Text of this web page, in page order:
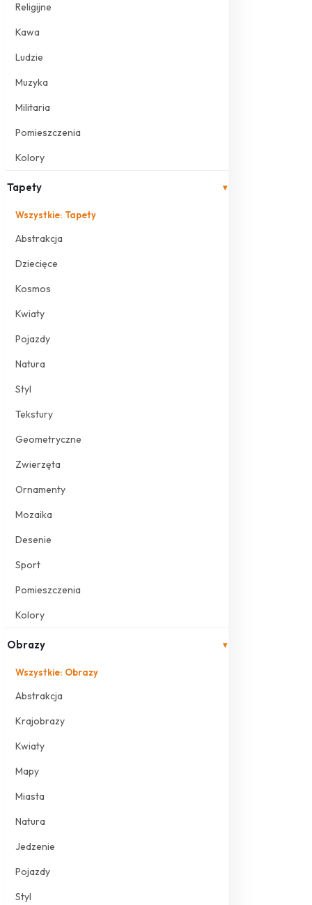
Religijne
Kawa
Ludzie
Muzyka
Militaria
Pomieszczenia
Kolory
Tapety ▾
Wszystkie: Tapety
Abstrakcja
Dziecięce
Kosmos
Kwiaty
Pojazdy
Natura
Styl
Tekstury
Geometryczne
Zwierzęta
Ornamenty
Mozaika
Desenie
Sport
Pomieszczenia
Kolory
Obrazy ▾
Wszystkie: Obrazy
Abstrakcja
Krajobrazy
Kwiaty
Mapy
Miasta
Natura
Jedzenie
Pojazdy
Styl